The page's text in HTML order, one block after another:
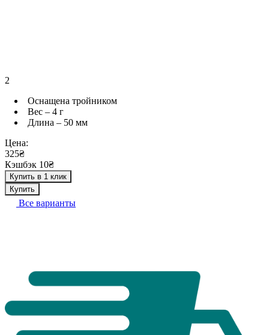
2
Оснащена тройником
Вес – 4 г
Длина – 50 мм
Цена:
325₴
Кэшбэк 10₴
Купить в 1 клик
Купить
Все варианты